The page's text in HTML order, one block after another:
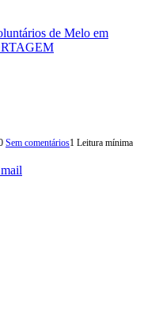
de Melo em
Sem comentários1 Leitura mínima